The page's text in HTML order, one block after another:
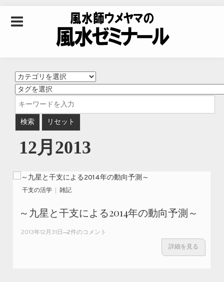
風水師ウメヤマの風
水ゼミナール｜風水
学・四柱推命学・易
学を合わせた立命講
座
12月2013
干支の活学 雑記
～九星と干支による2014年の動向予測～
2013年12月31日
～九星と干
2件のコメント
詳細を見る